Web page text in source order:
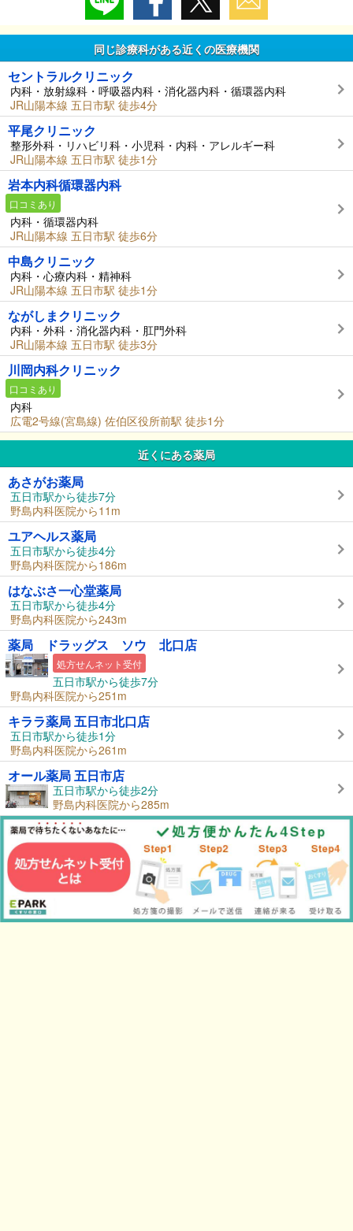
同じ診療科がある近くの医療機関
セントラルクリニック
内科・放射線科・呼吸器内科・消化器内科・循環器内科
JR山陽本線 五日市駅 徒歩4分
平尾クリニック
整形外科・リハビリ科・小児科・内科・アレルギー科
JR山陽本線 五日市駅 徒歩1分
岩本内科循環器内科
口コミあり
内科・循環器内科
JR山陽本線 五日市駅 徒歩6分
中島クリニック
内科・心療内科・精神科
JR山陽本線 五日市駅 徒歩1分
ながしまクリニック
内科・外科・消化器内科・肛門外科
JR山陽本線 五日市駅 徒歩3分
川岡内科クリニック
口コミあり
内科
広電2号線(宮島線) 佐伯区役所前駅 徒歩1分
近くにある薬局
あさがお薬局
五日市駅から徒歩7分
野島内科医院から11m
ユアヘルス薬局
五日市駅から徒歩4分
野島内科医院から186m
はなぶさ一心堂薬局
五日市駅から徒歩4分
野島内科医院から243m
薬局 ドラッグス ソウ 北口店
処方せんネット受付
五日市駅から徒歩7分
野島内科医院から251m
キララ薬局 五日市北口店
五日市駅から徒歩1分
野島内科医院から261m
オール薬局 五日市店
五日市駅から徒歩2分
野島内科医院から285m